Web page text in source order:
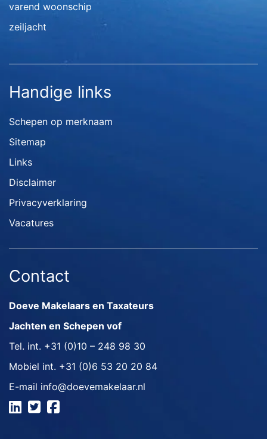
varend woonschip
zeiljacht
Handige links
Schepen op merknaam
Sitemap
Links
Disclaimer
Privacyverklaring
Vacatures
Contact
Doeve Makelaars en Taxateurs
Jachten en Schepen vof
Tel. int. +31 (0)10 – 248 98 30
Mobiel int. +31 (0)6 53 20 20 84
E-mail info@doevemakelaar.nl